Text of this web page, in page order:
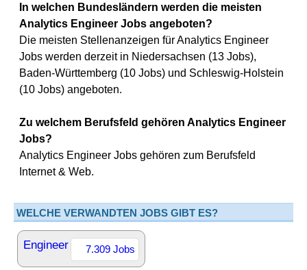
In welchen Bundesländern werden die meisten
Analytics Engineer Jobs angeboten?
Die meisten Stellenanzeigen für Analytics Engineer
Jobs werden derzeit in Niedersachsen (13 Jobs),
Baden-Württemberg (10 Jobs) und Schleswig-Holstein
(10 Jobs) angeboten.
Zu welchem Berufsfeld gehören Analytics Engineer
Jobs?
Analytics Engineer Jobs gehören zum Berufsfeld
Internet & Web.
WELCHE VERWANDTEN JOBS GIBT ES?
Engineer 7.309 Jobs